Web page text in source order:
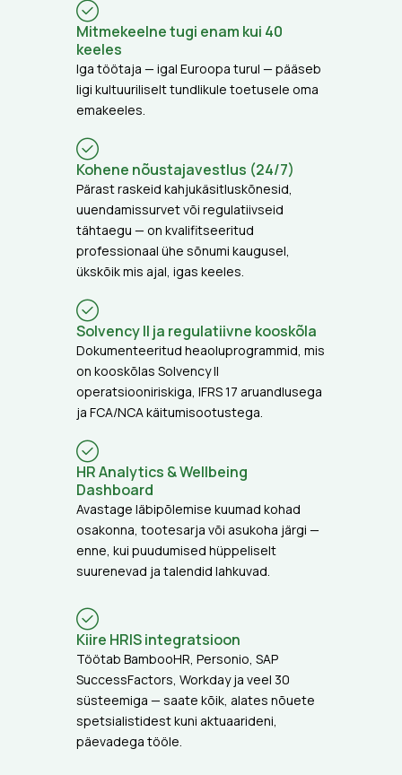
Mitmekeelne tugi enam kui 40
keeles
Iga töötaja — igal Euroopa turul — pääseb
ligi kultuuriliselt tundlikule toetusele oma
emakeeles.
Kohene nõustajavestlus (24/7)
Pärast raskeid kahjukäsitluskõnesid,
uuendamissurvet või regulatiivseid
tähtaegu — on kvalifitseeritud
professionaal ühe sõnumi kaugusel,
ükskõik mis ajal, igas keeles.
Solvency II ja regulatiivne kooskõla
Dokumenteeritud heaoluprogrammid, mis
on kooskõlas Solvency II
operatsiooniriskiga, IFRS 17 aruandlusega
ja FCA/NCA käitumisootustega.
HR Analytics & Wellbeing
Dashboard
Avastage läbipõlemise kuumad kohad
osakonna, tootesarja või asukoha järgi —
enne, kui puudumised hüppeliselt
suurenevad ja talendid lahkuvad.
Kiire HRIS integratsioon
Töötab BambooHR, Personio, SAP
SuccessFactors, Workday ja veel 30
süsteemiga — saate kõik, alates nõuete
spetsialistidest kuni aktuaarideni,
päevadega tööle.